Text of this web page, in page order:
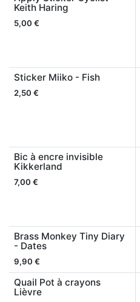
Keith Haring
5,00 €
Sticker Miiko - Fish
2,50 €
Bic à encre invisible
Kikkerland
7,00 €
Brass Monkey Tiny Diary
- Dates
9,90 €
Quail Pot à crayons
Lièvre